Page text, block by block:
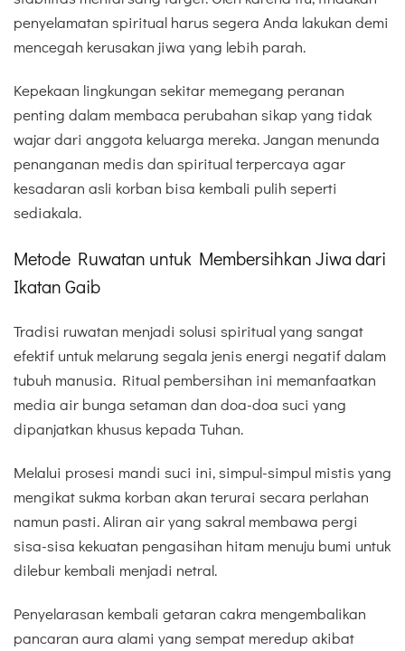
penyelamatan spiritual harus segera Anda lakukan demi
mencegah kerusakan jiwa yang lebih parah.
Kepekaan lingkungan sekitar memegang peranan
penting dalam membaca perubahan sikap yang tidak
wajar dari anggota keluarga mereka. Jangan menunda
penanganan medis dan spiritual terpercaya agar
kesadaran asli korban bisa kembali pulih seperti
sediakala.
Metode Ruwatan untuk Membersihkan Jiwa dari
Ikatan Gaib
Tradisi ruwatan menjadi solusi spiritual yang sangat
efektif untuk melarung segala jenis energi negatif dalam
tubuh manusia. Ritual pembersihan ini memanfaatkan
media air bunga setaman dan doa-doa suci yang
dipanjatkan khusus kepada Tuhan.
Melalui prosesi mandi suci ini, simpul-simpul mistis yang
mengikat sukma korban akan terurai secara perlahan
namun pasti. Aliran air yang sakral membawa pergi
sisa-sisa kekuatan pengasihan hitam menuju bumi untuk
dilebur kembali menjadi netral.
Penyelarasan kembali getaran cakra mengembalikan
pancaran aura alami yang sempat meredup akibat